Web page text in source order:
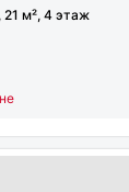
м², 4 этаж